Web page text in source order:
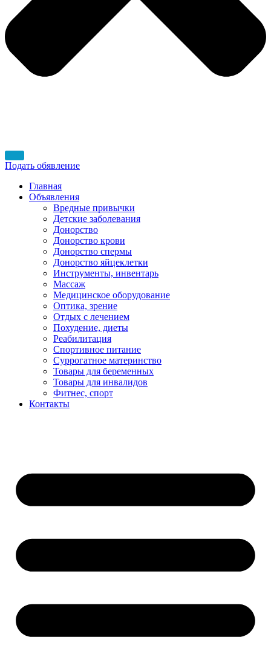
Подать обявление
Главная
Объявления
Вредные привычки
Детские заболевания
Донорство
Донорство крови
Донорство спермы
Донорство яйцеклетки
Инструменты, инвентарь
Массаж
Медицинское оборудование
Оптика, зрение
Отдых с лечением
Похудение, диеты
Реабилитация
Спортивное питание
Суррогатное материнство
Товары для беременных
Товары для инвалидов
Фитнес, спорт
Контакты